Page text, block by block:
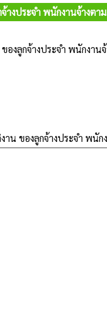
งประจำ พนักงานจ้างตา
งลูกจ้างประจำ พนักงาน
น ของลูกจ้างประจำ พนัก